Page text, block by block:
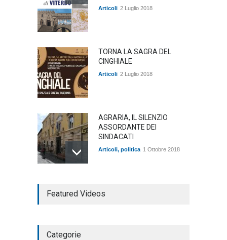
Articoli 2 Luglio 2018
TORNA LA SAGRA DEL
CINGHIALE
Articoli 2 Luglio 2018
AGRARIA, IL SILENZIO
ASSORDANTE DEI
SINDACATI
Articoli, politica 1 Ottobre 2018
COMMEDIA"
Featured Videos
Categorie